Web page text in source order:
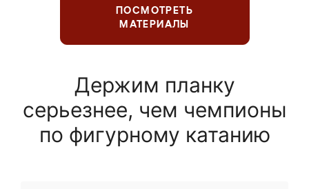
ПОСМОТРЕТЬ
МАТЕРИАЛЫ
Держим планку
серьезнее, чем чемпионы
по фигурному катанию